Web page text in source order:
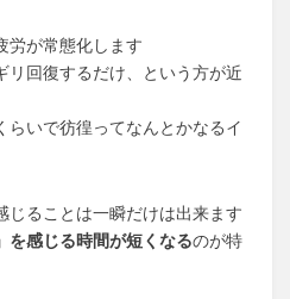
労が常態化します
リ回復するだけ、という方が近
らいで彷徨ってなんとかなるイ
じることは一瞬だけは出来ます
を感じる時間が短くなるのが特